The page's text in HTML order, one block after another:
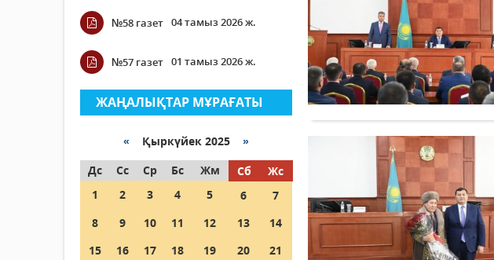
№58 газет 04 тамыз 2026 ж.
№57 газет 01 тамыз 2026 ж.
ЖАҢАЛЫҚТАР МҰРАҒАТЫ
« Қыркүйек 2025 »
Дс
Сс Ср Бс Жм Сб
Жс
1
2 3 4 5 6
7
8
9 10 11 12 13
14
15
16 17 18 19 20
21